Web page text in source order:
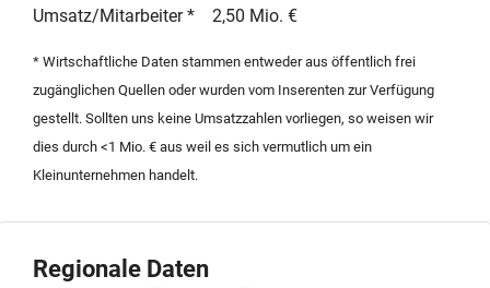
Umsatz/Mitarbeiter *
2,50 Mio. €
* Wirtschaftliche Daten stammen entweder aus öffentlich frei
zugänglichen Quellen oder wurden vom Inserenten zur Verfügung
gestellt. Sollten uns keine Umsatzzahlen vorliegen, so weisen wir
dies durch <1 Mio. € aus weil es sich vermutlich um ein
Kleinunternehmen handelt.
Regionale Daten